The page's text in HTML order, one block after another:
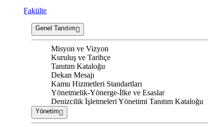
Fakülte
Genel Tanıtım
Misyon ve Vizyon
Kuruluş ve Tarihçe
Tanıtım Kataloğu
Dekan Mesajı
Kamu Hizmetleri Standartları
Yönetmelik-Yönerge-İlke ve Esaslar
Denizcilik İşletmeleri Yönetimi Tanıtım Kataloğu
Yönetim